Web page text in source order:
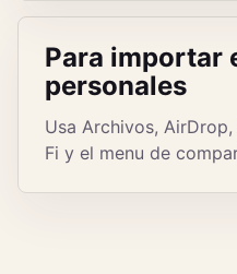
Para importar
personales
Usa Archivos,
Fi y el menu de